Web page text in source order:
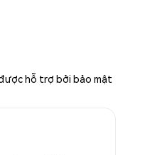
hỗ trợ bởi bảo mật